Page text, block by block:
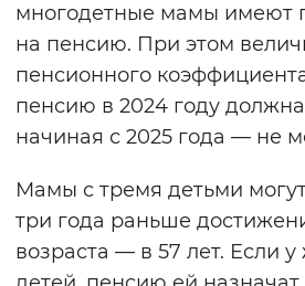
Цвет
Монохромный
Синий
Включены
Звуковой
многодетные мамы имеют
на пенсию. При этом
пенсионного
пенсию в 2024 году
начиная с 2025 года — не
Мамы с тремя детьми
три года раньше
возраста — в 57 лет. Если